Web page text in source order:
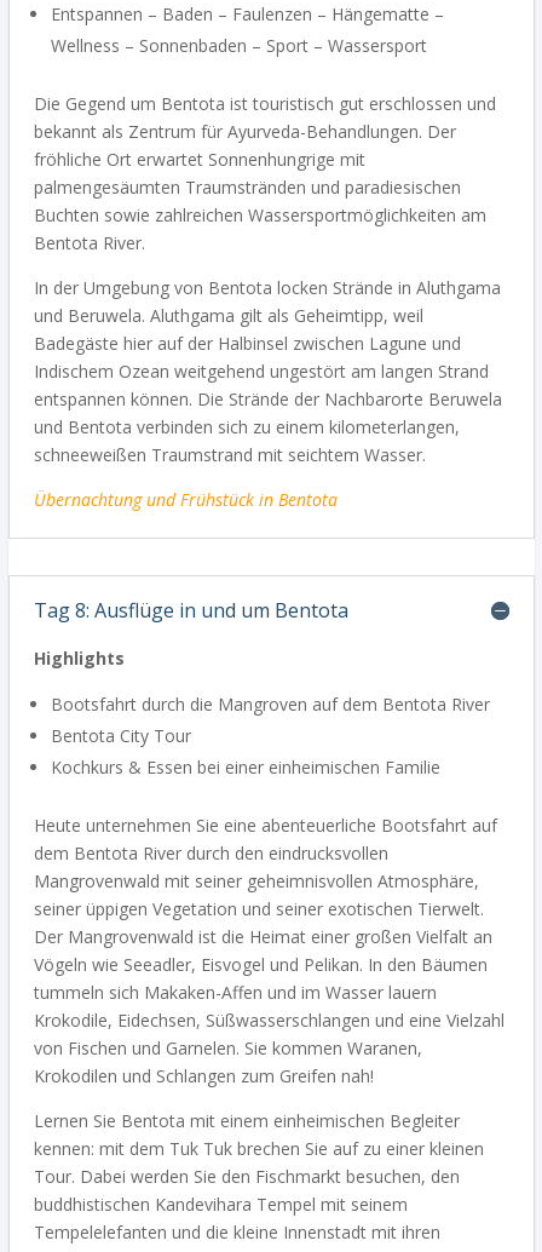
Entspannen – Baden – Faulenzen – Hängematte –
Wellness – Sonnenbaden – Sport – Wassersport
Die Gegend um Bentota ist touristisch gut erschlossen und
bekannt als Zentrum für Ayurveda-Behandlungen. Der
fröhliche Ort erwartet Sonnenhungrige mit
palmengesäumten Traumstränden und paradiesischen
Buchten sowie zahlreichen Wassersportmöglichkeiten am
Bentota River.
In der Umgebung von Bentota locken Strände in Aluthgama
und Beruwela. Aluthgama gilt als Geheimtipp, weil
Badegäste hier auf der Halbinsel zwischen Lagune und
Indischem Ozean weitgehend ungestört am langen Strand
entspannen können. Die Strände der Nachbarorte Beruwela
und Bentota verbinden sich zu einem kilometerlangen,
schneeweißen Traumstrand mit seichtem Wasser.
Übernachtungund Frühstück in Bentota
Tag 8: Ausflüge in und um Bentota
Highlights
Bootsfahrt durch die Mangroven auf dem Bentota River
Bentota City Tour
Kochkurs & Essen bei einer einheimischen Familie
Heute unternehmen Sie eine abenteuerliche Bootsfahrt auf
dem Bentota River durch den eindrucksvollen
Mangrovenwald mit seiner geheimnisvollen Atmosphäre,
seiner üppigen Vegetation und seiner exotischen Tierwelt.
Der Mangrovenwald ist die Heimat einer großen Vielfalt an
Vögeln wie Seeadler, Eisvogel und Pelikan. In den Bäumen
tummeln sich Makaken-Affen und im Wasser lauern
Krokodile, Eidechsen, Süßwasserschlangen und eine Vielzahl
von Fischen und Garnelen. Sie kommen Waranen,
Krokodilen und Schlangen zum Greifen nah!
Lernen Sie Bentota mit einem einheimischen Begleiter
kennen: mit dem Tuk Tuk brechen Sie auf zu einer kleinen
Tour. Dabei werden Sie den Fischmarkt besuchen, den
buddhistischen Kandevihara Tempel mit seinem
Tempelelefanten und die kleine Innenstadt mit ihren